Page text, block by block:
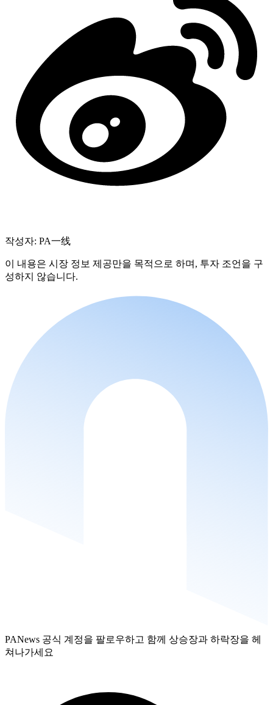
작성자: PA一线
이 내용은 시장 정보 제공만을 목적으로 하며, 투자 조언을 구
성하지 않습니다.
PANews 공식 계정을 팔로우하고 함께 상승장과 하락장을 헤
쳐나가세요